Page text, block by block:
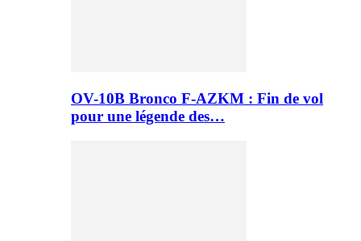
OV-10B Bronco F-AZKM : Fin de vol
pour une légende des…